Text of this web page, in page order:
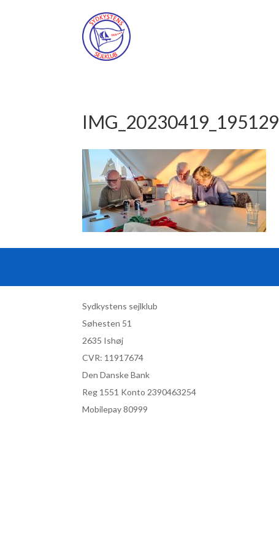
IMG_20230419_195129
Sydkystens sejlklub
Søhesten 51
2635 Ishøj
CVR: 11917674
Den Danske Bank
Reg 1551 Konto 2390463254
Mobilepay 80999